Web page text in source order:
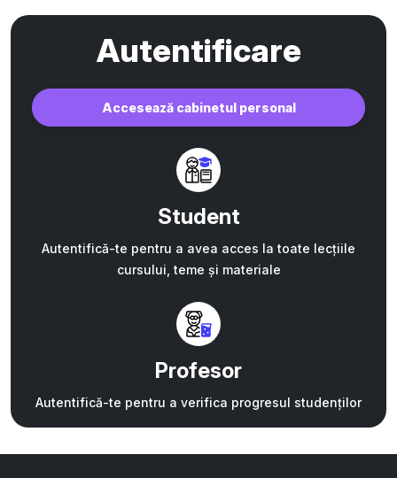
Autentificare
Accesează cabinetul personal
Student
Autentifică-te pentru a avea acces la toate lecțiile
cursului, teme și materiale
Profesor
Autentifică-te pentru a verifica progresul studenților